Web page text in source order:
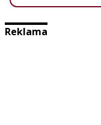
Reklama